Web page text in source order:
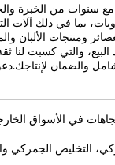
من الخبرة
بما في ذلك آلات
الألبان
والتي كسبت
في الأسواق
التخليص الجمركي